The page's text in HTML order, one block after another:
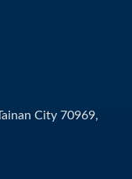
City 70969,